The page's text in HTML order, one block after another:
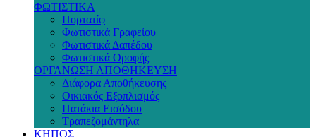
ΦΩΤΙΣΤΙΚΑ
Πορτατίφ
Φωτιστικά Γραφείου
Φωτιστικά Δαπέδου
Φωτιστικά Οροφής
ΟΡΓΑΝΩΣΗ ΑΠΟΘΗΚΕΥΣΗ
Διάφορα Αποθήκευσης
Οικιακός Εξοπλισμός
Πατάκια Εισόδου
Τραπεζομάντηλα
ΚΗΠΟΣ